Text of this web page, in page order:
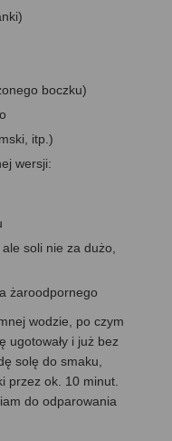
boczku)
itp.)
wersji:
soli nie za dużo,
żaroodpornego
wodzie, po czym
ugotowały i już bez
solę do smaku,
przez ok. 10 minut.
do odparowania